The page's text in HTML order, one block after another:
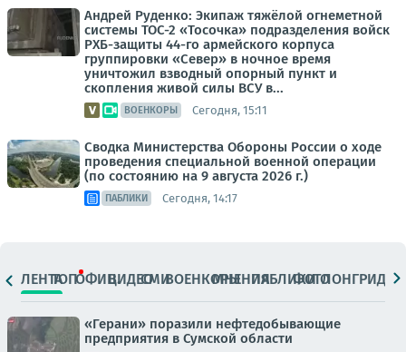
Андрей Руденко: Экипаж тяжёлой огнеметной
системы ТОС-2 «Тосочка» подразделения войск
РХБ-защиты 44-го армейского корпуса
группировки «Север» в ночное время
уничтожил взводный опорный пункт и
скопления живой силы ВСУ в...
ВОЕНКОРЫ Сегодня, 15:11
Сводка Министерства Обороны России о ходе
проведения специальной военной операции
(по состоянию на 9 августа 2026 г.)
ПАБЛИКИ Сегодня, 14:17
ЛЕНТАТОПОФИЦ.ВИДЕОСМИВОЕНКОРЫМНЕНИЯПАБЛИКИ
ФОТОЛОНГРИДЫ
«Герани» поразили нефтедобывающие
предприятия в Сумской области